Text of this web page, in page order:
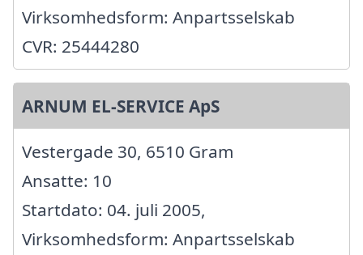
Virksomhedsform: Anpartsselskab
CVR: 25444280
ARNUM EL-SERVICE ApS
Vestergade 30, 6510 Gram
Ansatte: 10
Startdato: 04. juli 2005,
Virksomhedsform: Anpartsselskab